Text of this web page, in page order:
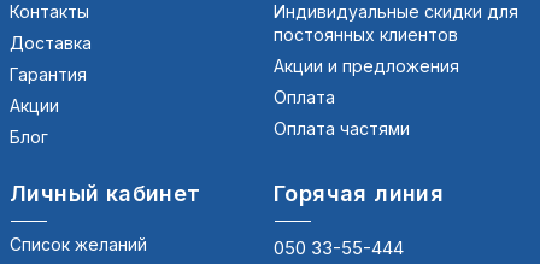
Контакты
Доставка
Гарантия
Акции
Блог
Индивидуальные скидки для
постоянных клиентов
Акции и предложения
Оплата
Оплата частями
Личный кабинет
Список желаний
Горячая линия
050 33-55-444